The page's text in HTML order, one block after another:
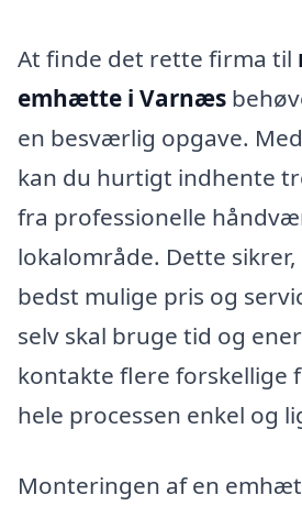
At finde det rette firma til
emhætte i Varnæs
en besværlig opgave.
kan du hurtigt indhente
fra professionelle
lokalområde. Dette
bedst mulige pris og
selv skal bruge tid og
kontakte flere forskellige
hele processen enkel og
Monteringen af en